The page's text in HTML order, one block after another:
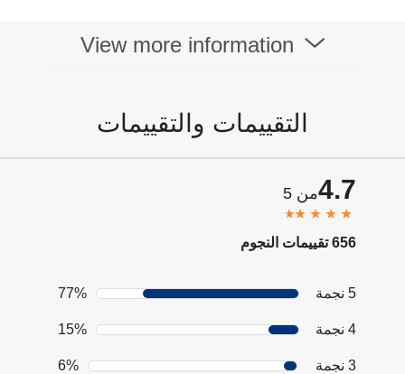
View more information
التقييمات والتقييمات
4.7من 5
656 تقييمات النجوم
5 نجمة 77%
4 نجمة 15%
3 نجمة 6%